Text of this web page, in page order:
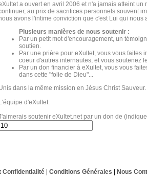
a ouvert en avril 2006 et n'a jamais atteint
au prix de sacrifices personnels souvent
avons l'intime conviction que c'est Lui qui
Plusieurs manières de nous soutenir :
Par un petit mot d'encouragement, un
soutien.
Par une prière pour eXultet, vous vous faites
coeur d'autres internautes, et vous soutenez
Par un don financier à eXultet, vous vous
dans cette "folie de Dieu"...
dans la même mission en Jésus Christ Sauveur.
L'équipe d'eXultet.
soutenir eXultet.net par un don de
Confidentialité| Conditions Générales Nous